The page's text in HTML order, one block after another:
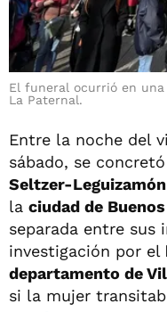
El funeral ocurrió en
La Paternal.
Entre la noche del
sábado, se
Seltzer-Leguizamón
la ciudad de
separada entre sus
investigación por el
departamento de
si la mujer